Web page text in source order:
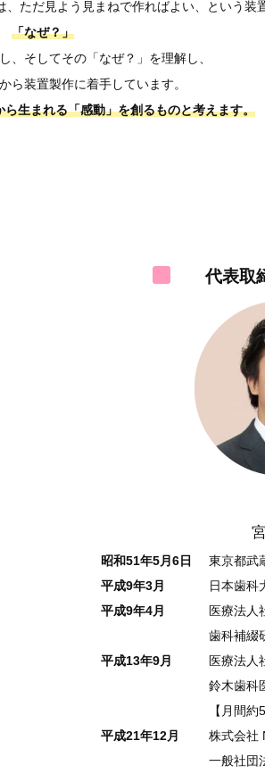
ただ見よう見まねで作ればよい、という装
「なぜ？」
、そしてその「なぜ？」を理解し、
ら装置製作に着手しています。
生まれる「感動」を創るものと考えます。
代表取
昭和51年5月6日
東京都武
平成9年3月
日本歯科
平成9年4月
医療法人
歯科補綴
平成13年9月
医療法人
鈴木歯科
【月間約
平成21年12月
株式会社
一般社団